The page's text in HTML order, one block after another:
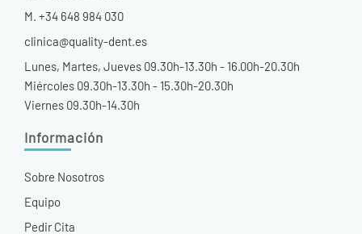
Información
Sobre Nosotros
Equipo
Pedir Cita
M. +34 648 984 030
clinica@quality-dent.es
Lunes, Martes, Jueves 09.30h-13.30h - 16.00h-20.30h
Miércoles 09.30h-13.30h - 15.30h-20.30h
Viernes 09.30h-14.30h